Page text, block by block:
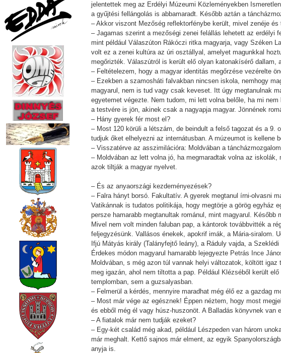
jelentettek meg az Erdélyi Múzeumi Közleményekben
a gyűjtési fellángolás is abbamaradt. Később aztán a
– Akkor viszont Mezőség reflektorfénybe került, mivel zenéje
– Jagamas szerint a mezőségi zenei felállás lehetett az erdélyi
mint például Válaszúton Rákóczi ritka magyarja, vagy Széken
volt ez a zenei kultúra az úri osztállyal, amelyet magunkkal
megőrizték. Válaszútról is került elő olyan katonakísérő
– Feltételezem, hogy a magyar identitás megőrzése vezérelte
– Ezekben a szamosháti falvakban nincsen iskola, nemhogy
magyarul, nem is tud vagy csak keveset. Itt úgy megtanulnak
egyetemet végezte. Nem tudom, mi lett volna belőle, ha mi
a testvére is jön, akinek csak a nagyapja magyar. Jönnének
– Hány gyerek fér most el?
– Most 120 körüli a létszám, de beindult a felső tagozat és a
tudjuk őket elhelyezni az internátusban. A múzeumot is
– Visszatérve az asszimilációra: Moldvában a
– Moldvában az lett volna jó, ha megmaradtak volna az
azok tiltják a magyar nyelvet.
– És az anyaországi kezdeményezések?
– Falra hányt borsó. Fakultatív. A gyerek megtanul írni-olvasni
Vatikánnak is tudatos politikája, hogy megtörje a görög
persze hamarabb megtanultak románul, mint magyarul.
Mivel nem volt minden faluban pap, a kántorok továbbvitték a
feljegyzésünk. Vallásos énekek, apokrif imák, a Mária-siralom.
Ifjú Mátyás király (Talányfejtő leány), a Ráduly vajda, a
Érdekes módon magyarul hamarabb lejegyezte Petrás Ince
Moldvában, s még azon túl vannak helyi változatok, költött
meg igazán, ahol nem tiltotta a pap. Például Klézséből került
templomban, sem a guzsalyasban.
– Felmerül a kérdés, mennyire maradhat még élő ez a gazdag
– Most már vége az egésznek! Éppen néztem, hogy most
és ebből még él vagy húsz-huszonöt. A Balladás könyvnek van
– A fiatalok már nem tudják ezeket?
– Egy-két család még akad, például Lészpeden van három
már meghalt. Kettő sajnos már elment, az egyik
anyja is.